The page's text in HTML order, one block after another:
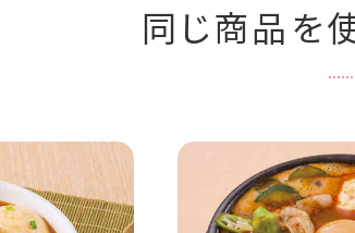
同じ商品を